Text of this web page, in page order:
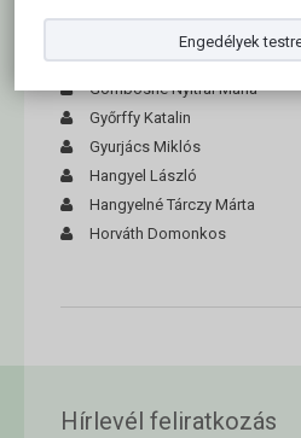
Engedélyek
Bosnyák Zsuzsanna
Gász József
Gombosné Nyitrai Mária
Győrffy Katalin
Gyurjács Miklós
Hangyel László
Hangyelné Tárczy Márta
Horváth Domonkos
Hírlevél feliratkozás